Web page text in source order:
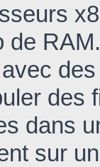
de
des
dans
sur